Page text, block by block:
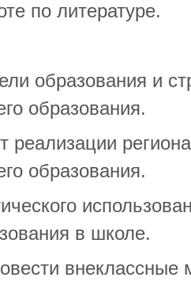
по литературе.
образования и
образования.
реализации
образования.
в школе.
внеклассные